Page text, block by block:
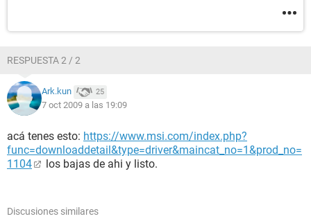
RESPUESTA 2 / 2
Ark.kun 25
7 oct 2009 a las 19:09
acá tenes esto: https://www.msi.com/index.php?
func=downloaddetail&type=driver&maincat_no=1&prod_no=
1104
los bajas de ahi y listo.
Discusiones similares